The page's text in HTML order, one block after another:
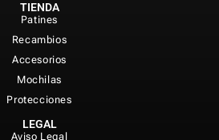
TIENDA
Patines
Recambios
Accesorios
Mochilas
Protecciones
LEGAL
Aviso Legal